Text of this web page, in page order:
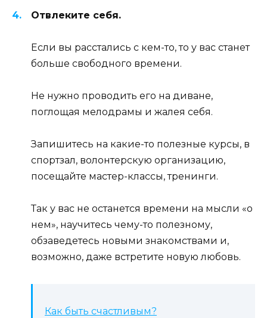
Отвлеките себя.
Если вы расстались с кем-то, то у вас станет
больше свободного времени.
Не нужно проводить его на диване,
поглощая мелодрамы и жалея себя.
Запишитесь на какие-то полезные курсы, в
спортзал, волонтерскую организацию,
посещайте мастер-классы, тренинги.
Так у вас не останется времени на мысли «о
нем», научитесь чему-то полезному,
обзаведетесь новыми знакомствами и,
возможно, даже встретите новую любовь.
Как быть счастливым?